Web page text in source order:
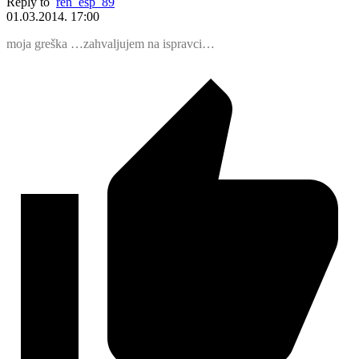
01.03.2014. 17:00
moja greška …zahvaljujem na ispravci…